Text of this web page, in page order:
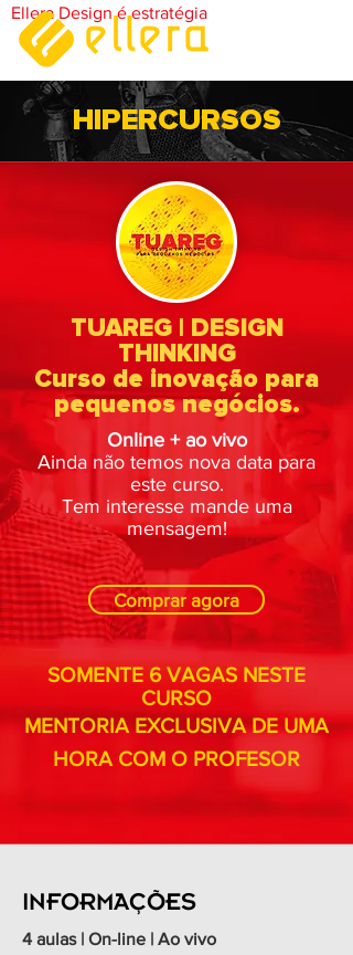
Ellera Design é estratégia
HIPERCURSOS
TUAREG | DESIGN
THINKING
Curso de inovação para
pequenos negócios.
Online + ao vivo
Ainda não temos nova data para
este curso.
Tem interesse mande uma
mensagem!
Comprar agora
SOMENTE 6 VAGAS NESTE
CURSO
MENTORIA EXCLUSIVA DE UMA
HORA COM O PROFESOR
INFORMAÇÕES
4 aulas | On-line | Ao vivo